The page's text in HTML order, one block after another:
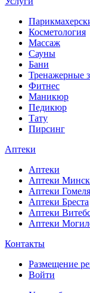
Косметология
Массаж
Сауны
Бани
Тренажерные
Фитнес
Маникюр
Педикюр
Тату
Пирсинг
Аптеки
Аптеки
Аптеки
Аптеки Гомеля
Аптеки Бреста
Аптеки
Аптеки
Контакты
Размещение
Войти